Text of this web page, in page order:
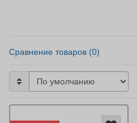
Сравнение товаров (0)